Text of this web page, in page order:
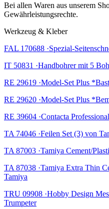
Bei allen Waren aus unserem
Gewährleistungsrechte.
Werkzeug & Kleber
FAL 170688 ·Spezial-
IT 50831 ·Handbohrer mit 5
RE 29619 ·Model-Set Plus
RE 29620 ·Model-Set Plus
RE 39604 ·Contacta
TA 74046 ·Feilen Set (3) von
TA 87003 ·Tamiya Cement/
TA 87038 ·Tamiya Extra Thin
Tamiya
TRU 09908 ·Hobby Design
Trumpeter